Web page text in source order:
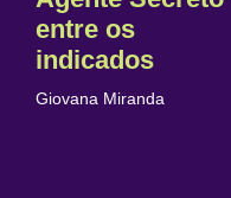
entre os
indicados
Giovana Miranda